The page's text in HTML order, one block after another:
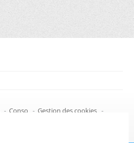
- Conso - Gestion des cookies -